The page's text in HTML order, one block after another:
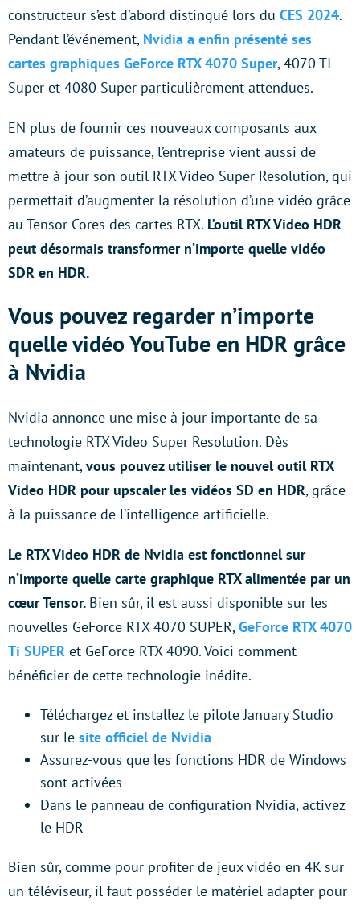
constructeur s’est d’abord distingué lors du CES 2024.
Pendant l’événement, Nvidia a enfin présenté ses
cartes graphiques GeForce RTX 4070 Super, 4070 TI
Super et 4080 Super particulièrement attendues.
EN plus de fournir ces nouveaux composants aux
amateurs de puissance, l’entreprise vient aussi de
mettre à jour son outil RTX Video Super Resolution, qui
permettait d’augmenter la résolution d’une vidéo grâce
au Tensor Cores des cartes RTX. L’outil RTX Video HDR
peut désormais transformer n’importe quelle vidéo
SDR en HDR.
Vous pouvez regarder n’importe
quelle vidéo YouTube en HDR grâce
à Nvidia
Nvidia annonce une mise à jour importante de sa
technologie RTX Video Super Resolution. Dès
maintenant,vous pouvez utiliser le nouvel outil RTX
Video HDR pour upscaler les vidéos SD en HDR, grâce
à la puissance de l’intelligence artificielle.
Le RTX Video HDR de Nvidia est fonctionnel sur
n’importe quelle carte graphique RTX alimentée par un
cœur Tensor. Bien sûr, il est aussi disponible sur les
nouvelles GeForce RTX 4070 SUPER,GeForce RTX 4070
Ti SUPER et GeForce RTX 4090. Voici comment
bénéficier de cette technologie inédite.
Téléchargez et installez le pilote January Studio
sur le site officiel de Nvidia
Assurez-vous que les fonctions HDR de Windows
sont activées
Dans le panneau de configuration Nvidia, activez
le HDR
Bien sûr, comme pour profiter de jeux vidéo en 4K sur
un téléviseur, il faut posséder le matériel adapter pour